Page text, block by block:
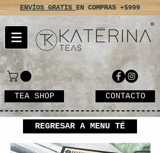
ENVÍOS GRATISEN COMPRAS +$999
TEA SHOP CONTACTO
REGRESAR A MENU TÉ